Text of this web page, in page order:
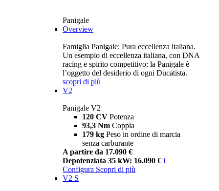
Panigale
Overview
Famiglia Panigale: Pura eccellenza italiana.
Un esempio di eccellenza italiana, con DNA
racing e spirito competitivo: la Panigale è
l’oggetto del desiderio di ogni Ducatista.
scopri di più
V2
Panigale V2
120 CV Potenza
93,3 Nm Coppia
179 kg Peso in ordine di marcia
senza carburante
A partire da 17.090 €
Depotenziata 35 kW: 16.090 € i
Configura Scopri di più
V2 S